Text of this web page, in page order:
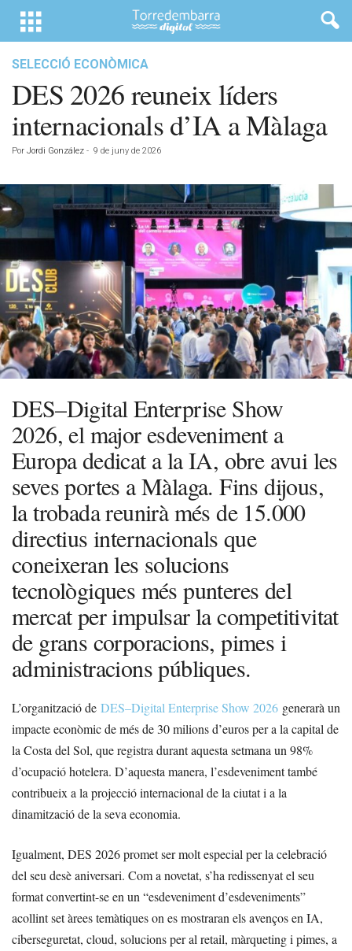
SELECCIÓ ECONÒMICA
DES 2026 reuneix líders
internacionals d’IA a Màlaga
Por Jordi González - 9 de juny de 2026
DES–Digital Enterprise Show
2026, el major esdeveniment a
Europa dedicat a la IA, obre avui les
seves portes a Màlaga. Fins dijous,
la trobada reunirà més de 15.000
directius internacionals que
coneixeran les solucions
tecnològiques més punteres del
mercat per impulsar la competitivitat
de grans corporacions, pimes i
administracions públiques.
L’organització de DES–Digital Enterprise Show 2026 generarà un
impacte econòmic de més de 30 milions d’euros per a la capital de
la Costa del Sol, que registra durant aquesta setmana un 98%
d’ocupació hotelera. D’aquesta manera, l’esdeveniment també
contribueix a la projecció internacional de la ciutat i a la
dinamització de la seva economia.
Igualment, DES 2026 promet ser molt especial per la celebració
del seu desè aniversari. Com a novetat, s’ha redissenyat el seu
format convertint-se en un “esdeveniment d’esdeveniments”
acollint set àrees temàtiques on es mostraran els avenços en IA,
ciberseguretat, cloud, solucions per al retail, màrqueting i pimes, a